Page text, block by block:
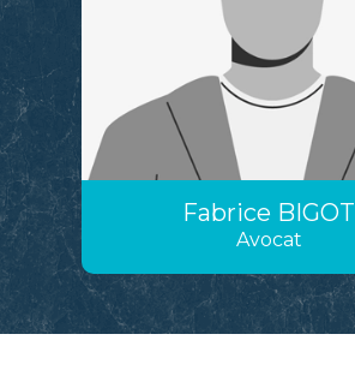
Fabrice BIGOT
Avocat